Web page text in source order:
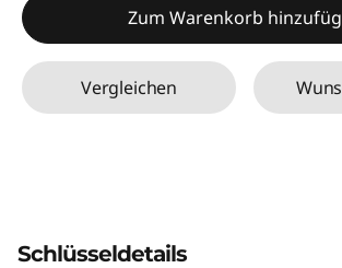
Zum Warenkorb
Vergleichen
Schlüsseldetails